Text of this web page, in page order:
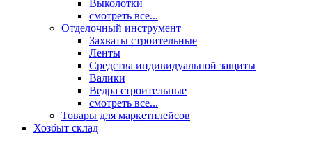
Выколотки
смотреть все...
Отделочный инструмент
Захваты строительные
Ленты
Средства индивидуальной защиты
Валики
Ведра строительные
смотреть все...
Товары для маркетплейсов
Хозбыт склад